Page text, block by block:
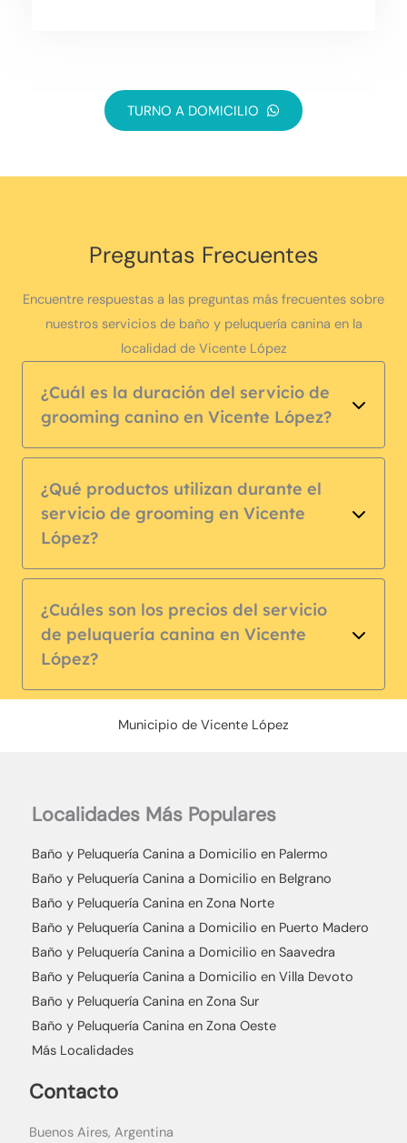
TURNO A DOMICILIO
Preguntas Frecuentes
Encuentre respuestas a las preguntas más frecuentes sobre
nuestros servicios de baño y peluquería canina en la
localidad de Vicente López
¿Cuál es la duración del servicio de
grooming canino en Vicente López?
¿Qué productos utilizan durante el
servicio de grooming en Vicente
López?
¿Cuáles son los precios del servicio
de peluquería canina en Vicente
López?
Municipio de Vicente López
Localidades Más Populares
Baño y Peluquería Canina a Domicilio en Palermo
Baño y Peluquería Canina a Domicilio en Belgrano
Baño y Peluquería Canina en Zona Norte
Baño y Peluquería Canina a Domicilio en Puerto Madero
Baño y Peluquería Canina a Domicilio en Saavedra
Baño y Peluquería Canina a Domicilio en Villa Devoto
Baño y Peluquería Canina en Zona Sur
Baño y Peluquería Canina en Zona Oeste
Más Localidades
Contacto
Buenos Aires, Argentina